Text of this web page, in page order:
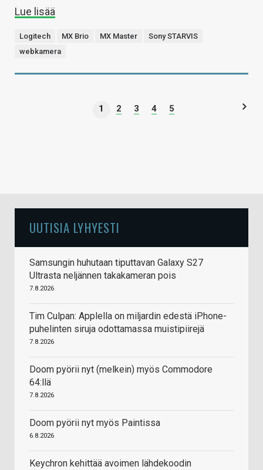
Lue lisää
Logitech MX Brio MX Master
Sony STARVIS
webkamera
1 2 3 4 5
UUTISIA LYHYESTI
Samsungin huhutaan tiputtavan Galaxy S27
Ultrasta neljännen takakameran pois
7.8.2026
Tim Culpan: Applella on miljardin edestä iPhone-
puhelinten siruja odottamassa muistipiirejä
7.8.2026
Doom pyörii nyt (melkein) myös Commodore
64:llä
7.8.2026
Doom pyörii nyt myös Paintissa
6.8.2026
Keychron kehittää avoimen lähdekoodin